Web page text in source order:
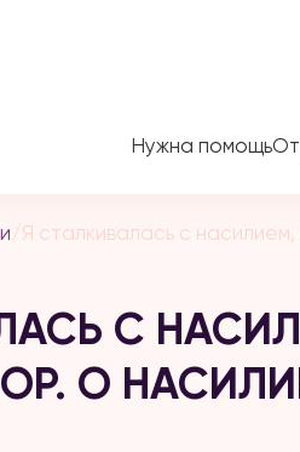
Нужна помощь
/Я сталкивалась с
С
О